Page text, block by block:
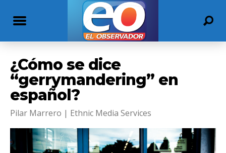
¿Cómo se dice
“gerrymandering” en
español?
Pilar Marrero | Ethnic Media Services